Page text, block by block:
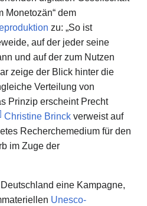
Monetozän“ dem
zu: „So ist
auf der jeder seine
und auf der zum Nutzen
zeige der Blick hinter die
Verteilung von
Prinzip erscheint Precht
] Christine Brinck verweist auf
Recherchemedium für den
im Zuge der
eine Kampagne,
Unesco-